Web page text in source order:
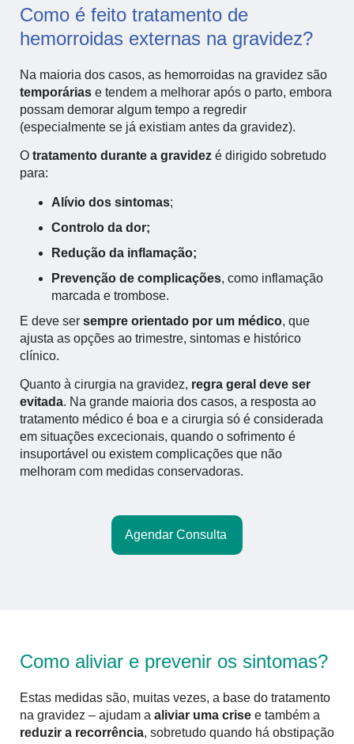
Como é feito tratamento de
hemorroidas externas na gravidez?
Na maioria dos casos, as hemorroidas na gravidez são
temporárias e tendem a melhorar após o parto, embora
possam demorar algum tempo a regredir
(especialmente se já existiam antes da gravidez).
O tratamento durante a gravidez é dirigido sobretudo
para:
Alívio dos sintomas;
Controlo da dor;
Redução da inflamação;
Prevenção de complicações, como inflamação
marcada e trombose.
E deve ser sempre orientado por um médico, que
ajusta as opções ao trimestre, sintomas e histórico
clínico.
Quanto à cirurgia na gravidez, regra geral deve ser
evitada. Na grande maioria dos casos, a resposta ao
tratamento médico é boa e a cirurgia só é considerada
em situações excecionais, quando o sofrimento é
insuportável ou existem complicações que não
melhoram com medidas conservadoras.
Agendar Consulta
Como aliviar e prevenir os sintomas?
Estas medidas são, muitas vezes, a base do tratamento
na gravidez – ajudam a aliviar uma crise e também a
reduzir a recorrência, sobretudo quando há obstipação